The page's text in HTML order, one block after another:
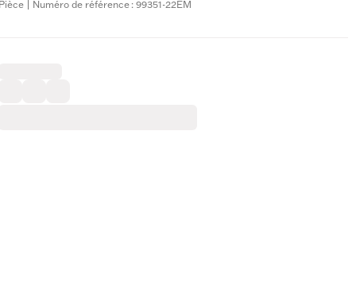
| Numéro de référence : 99351-22EM